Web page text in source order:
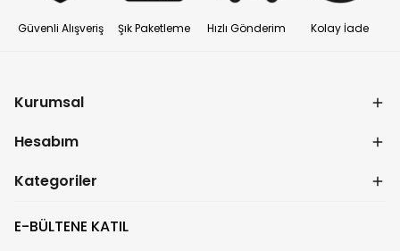
Güvenli Alışveriş Şık Paketleme Hızlı Gönderim Kolay İade
Kurumsal
Hesabım
Kategoriler
E-BÜLTENE KATIL